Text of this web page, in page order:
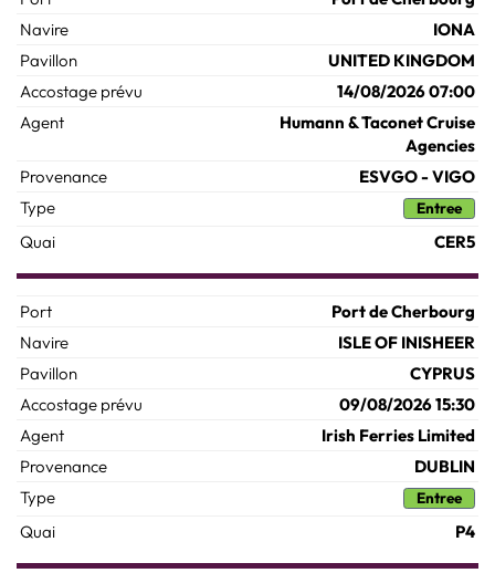
IONA
UNITED KINGDOM
14/08/2026 07:00
Humann & Taconet Cruise
Agencies
ESVGO - VIGO
Entree
CER5
Port de Cherbourg
ISLE OF INISHEER
CYPRUS
09/08/2026 15:30
Irish Ferries Limited
DUBLIN
Entree
P4